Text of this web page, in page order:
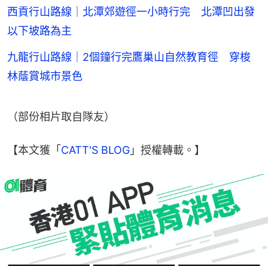
西貢行山路線｜北潭郊遊徑一小時行完 北潭凹出發
以下坡路為主
九龍行山路線｜2個鐘行完鷹巢山自然教育徑 穿梭
林蔭賞城市景色
（部份相片取自隊友）
【本文獲「 CATT'S BLOG 」授權轉載。】